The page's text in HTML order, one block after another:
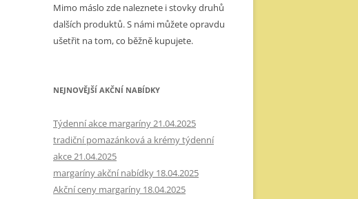
Mimo máslo zde naleznete i stovky druhů
dalších produktů. S námi můžete opravdu
ušetřit na tom, co běžně kupujete.
NEJNOVĚJŠÍ AKČNÍ NABÍDKY
Týdenní akce margaríny 21.04.2025
tradiční pomazánková a krémy týdenní
akce 21.04.2025
margaríny akční nabídky 18.04.2025
Akční ceny margaríny 18.04.2025